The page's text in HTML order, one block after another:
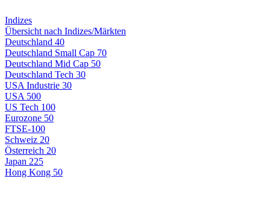
Indizes
Übersicht nach Indizes/Märkten
Deutschland 40
Deutschland Small Cap 70
Deutschland Mid Cap 50
Deutschland Tech 30
USA Industrie 30
USA 500
US Tech 100
Eurozone 50
FTSE-100
Schweiz 20
Österreich 20
Japan 225
Hong Kong 50